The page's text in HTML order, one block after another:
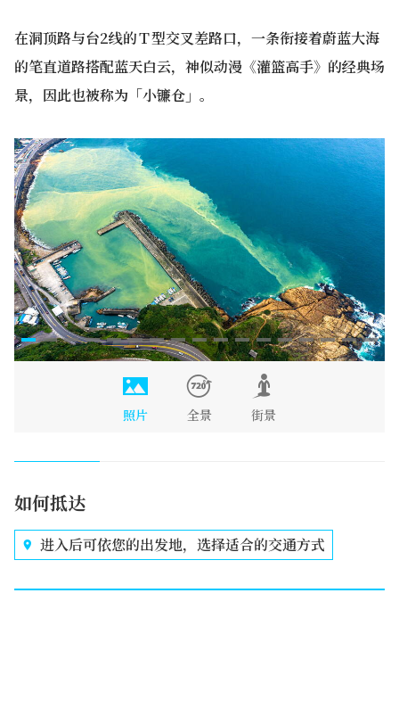
在洞顶路与台2线的Ｔ型交叉差路口，一条衔接着蔚蓝大海
的笔直道路搭配蓝天白云，神似动漫《灌篮高手》的经典场
景，因此也被称为「小镰仓」。
照片 全景 街景
如何抵达
进入后可依您的出发地，选择适合的交通方式